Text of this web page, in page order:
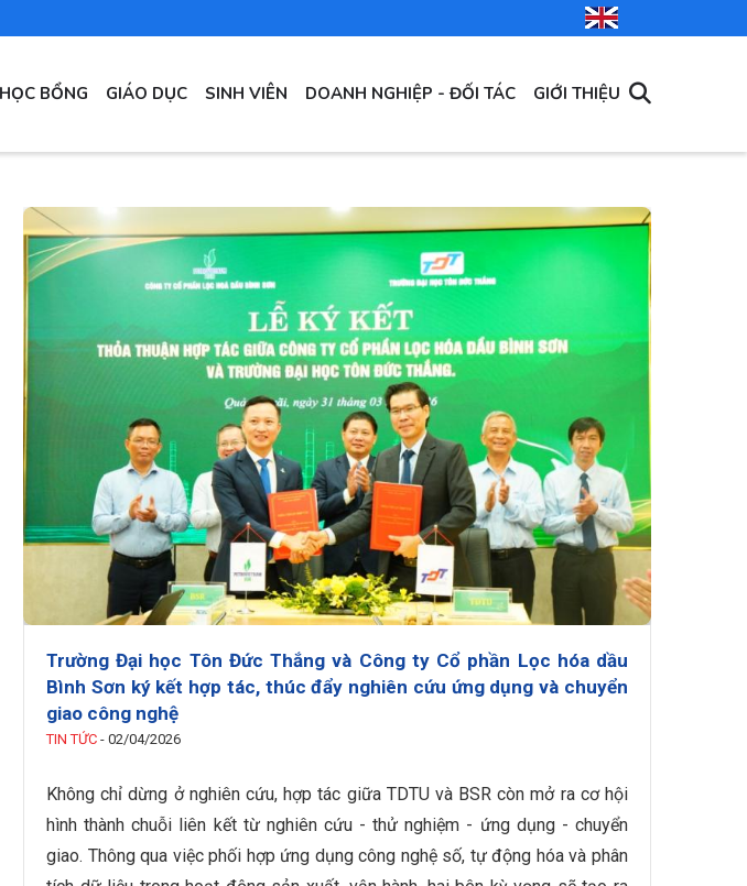
BỔNG GIÁO DỤC SINH VIÊN DOANH NGHIỆP - ĐỐI TÁC GIỚI THIỆU
Trường Đại học Tôn Đức Thắng và Công ty Cổ phần Lọc hóa dầu
Bình Sơn ký kết hợp tác, thúc đẩy nghiên cứu ứng dụng và chuyển
giao công nghệ
TIN TỨC - 02/04/2026
Không chỉ dừng ở nghiên cứu, hợp tác giữa TDTU và BSR còn mở ra cơ hội
hình thành chuỗi liên kết từ nghiên cứu - thử nghiệm - ứng dụng - chuyển
giao. Thông qua việc phối hợp ứng dụng công nghệ số, tự động hóa và phân